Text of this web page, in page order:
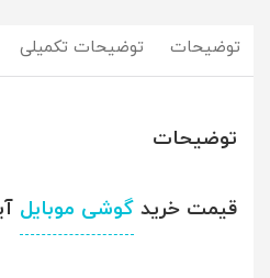
توضیحات توضیحات تکمیلی
توضیحات
قیمت خرید گوشی موبایل